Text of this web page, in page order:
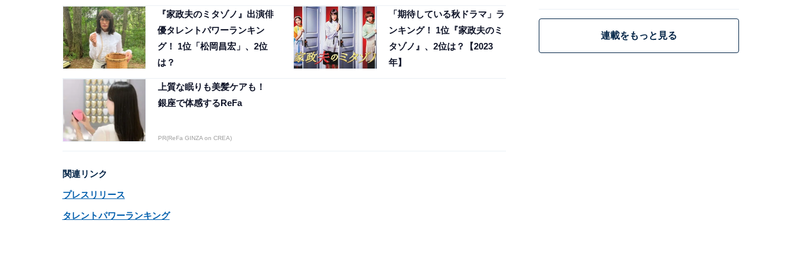
『家政夫のミタゾノ』出演俳
優タレントパワーランキン
グ！ 1位「松岡昌宏」、2位
は？
「期待している秋ドラマ」ラ
ンキング！ 1位『家政夫のミ
タゾノ』、2位は？【2023
年】
上質な眠りも美髪ケアも！
銀座で体感するReFa
PR(ReFa GINZA on CREA)
関連リンク
プレスリリース
タレントパワーランキング
連載をもっと見る